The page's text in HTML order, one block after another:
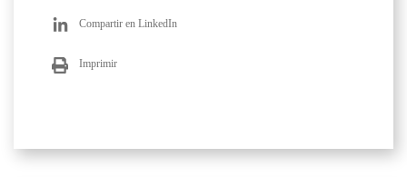
Compartir en LinkedIn
Imprimir